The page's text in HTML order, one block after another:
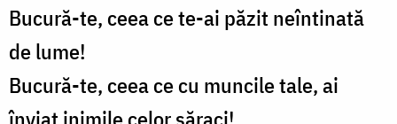
Bucură-te, ceea ce te-ai păzit neîntinată
de lume!
Bucură-te, ceea ce cu muncile tale, ai